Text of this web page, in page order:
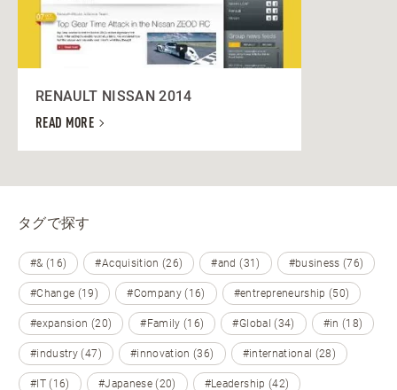
RENAULT NISSAN 2014
READ MORE
タグで探す
#& (16) #Acquisition (26) #and (31) #business (76)
#Change (19) #Company (16) #entrepreneurship (50)
#expansion (20) #Family (16) #Global (34) #in (18)
#industry (47) #innovation (36) #international (28)
#IT (16) #Japanese (20) #Leadership (42)